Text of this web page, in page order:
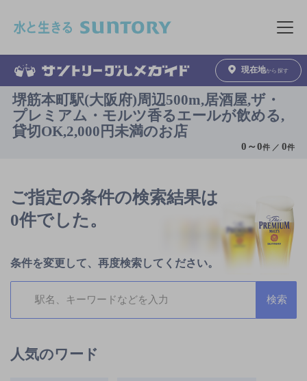
メニュ
現在地から探す
堺筋本町駅(大阪府)周辺500m,居酒屋,ザ・
プレミアム・モルツ香るエールが飲める,
貸切OK,2,000円未満のお店
0 ～0件 ／0件
ご指定の条件の検索結果は
0件でした。
条件を変更して、再度検索してください。
人気のワード